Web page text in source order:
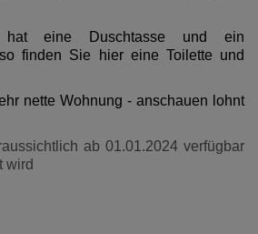
hat eine Duschtasse und ein
finden Sie hier eine Toilette und
nette Wohnung - anschauen lohnt
ab 01.01.2024 verfügbar
wird